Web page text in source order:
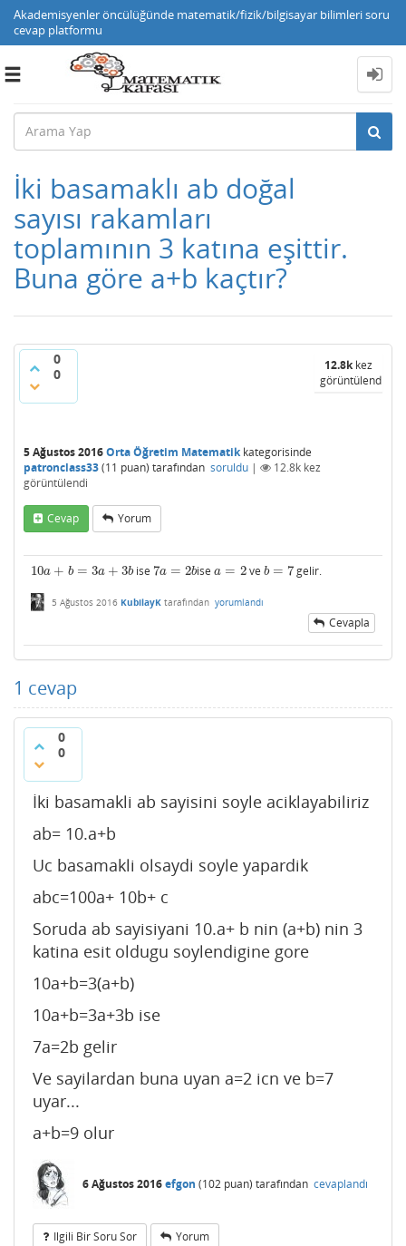
Akademisyenler öncülüğünde matematik/fizik/bilgisayar bilimleri soru
cevap platformu
Toggle
İki basamaklı ab doğal
sayısı rakamları
toplamının 3 katına eşittir.
Buna göre a+b kaçtır?
0
0
12.8kkez
görüntülendi
5 Ağustos 2016Orta Öğretim Matematikkategorisinde
patronclass33(11 puan) tarafından soruldu | 12.8k kez
görüntülendi
Cevap Yorum
10a + b = 3a + 3b
10a+b=3 a+ 3b ise 7a = 2b
7a=2b isea = 2
a=2 ve b = 7
b=7 gelir.
5 Ağustos 2016 KubilayK tarafından yorumlandı
Cevapla
1 cevap
0
0
İki basamakli ab sayisini soyle aciklayabiliriz
ab= 10.a+b
Uc basamakli olsaydi soyle yapardik
abc=100a+ 10b+ c
Soruda ab sayisiyani 10.a+ b nin (a+b) nin 3
katina esit oldugu soylendigine gore
10a+b=3(a+b)
10a+b=3a+3b ise
7a=2b gelir
Ve sayilardan buna uyan a=2 icn ve b=7
uyar...
a+b=9 olur
6 Ağustos 2016efgon (102 puan) tarafından cevaplandı
Ilgili Bir Soru Sor Yorum